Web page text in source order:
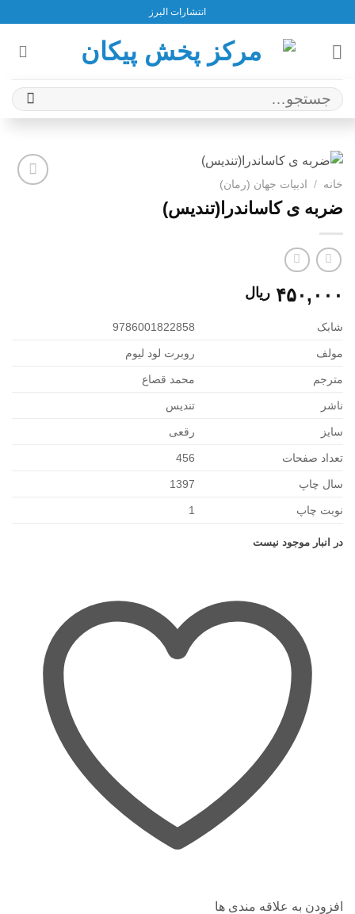
content
انتشارات البرز
جستجو
برای:
خانه / ادبیات جهان (رمان)
ضربه ی کاساندرا(تندیس)
۴۵۰,۰۰۰ ریال
شابک 9786001822858
مولف روبرت لود لیوم
مترجم محمد قصاع
ناشر تندیس
سایز رقعی
تعداد صفحات 456
سال چاپ 1397
نوبت چاپ 1
در انبار موجود نیست
افزودن به علاقه مندی ها